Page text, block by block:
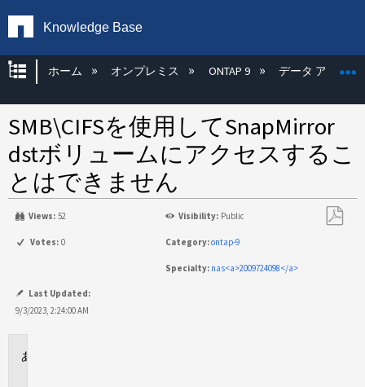
Knowledge Base
グローバル階層を展開/折りたたむ
ホーム オンプレミス ONTAP 9 データ アクセス
SMB\CIFSを使用してSnapMirror
dstボリュームにアクセスするこ
とはできません
Views: 52 Visibility: Public
Votes: 0 Category:ontap-9
Specialty: nas<a>2009724098</a>
Last Updated:
9/3/2023, 2:24:00 AM